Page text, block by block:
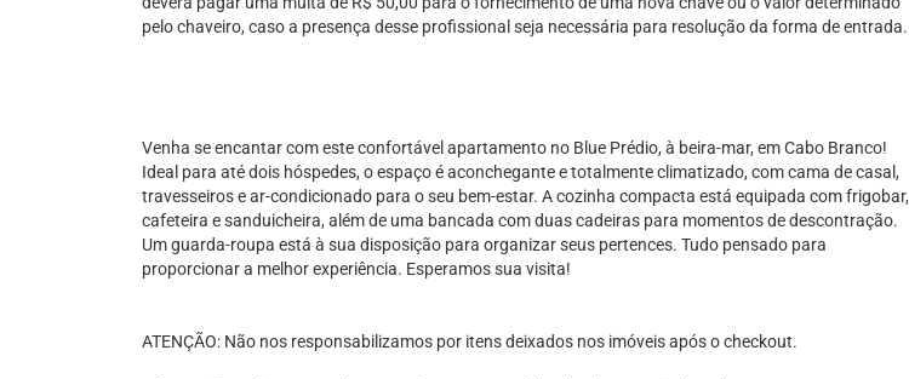
pelo chaveiro, caso a presença desse profissional seja necessária para resolução da forma de entrada.
Venha se encantar com este confortável apartamento no Blue Prédio, à beira-mar, em Cabo Branco!
Ideal para até dois hóspedes, o espaço é aconchegante e totalmente climatizado, com cama de casal,
travesseiros e ar-condicionado para o seu bem-estar. A cozinha compacta está equipada com frigobar,
cafeteira e sanduicheira, além de uma bancada com duas cadeiras para momentos de descontração.
Um guarda-roupa está à sua disposição para organizar seus pertences. Tudo pensado para
proporcionar a melhor experiência. Esperamos sua visita!
ATENÇÃO: Não nos responsabilizamos por itens deixados nos imóveis após o checkout.